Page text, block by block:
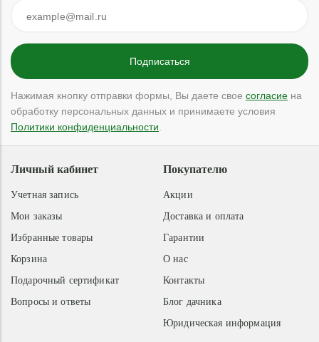
Нажимая кнопку отправки формы, Вы даете свое согласие на
обработку персональных данных и принимаете условия
Политики конфиденциальности
Покупателю
Акции
Доставка и оплата
Гарантии
О нас
Контакты
Блог дачника
Юридическая информация
Личный кабинет
Учетная запись
Мои заказы
Избранные товары
Корзина
Подарочный сертификат
Вопросы и ответы